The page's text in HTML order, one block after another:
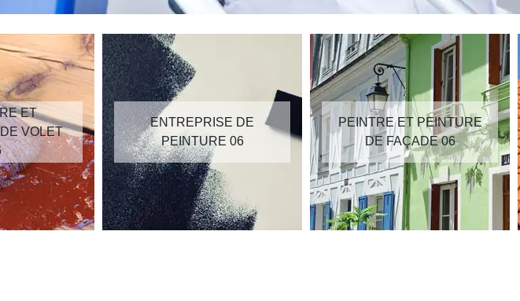
ET
VOLET
ENTREPRISE DE
PEINTURE 06
PEINTRE ET PEINTURE
DE FAÇADE 06